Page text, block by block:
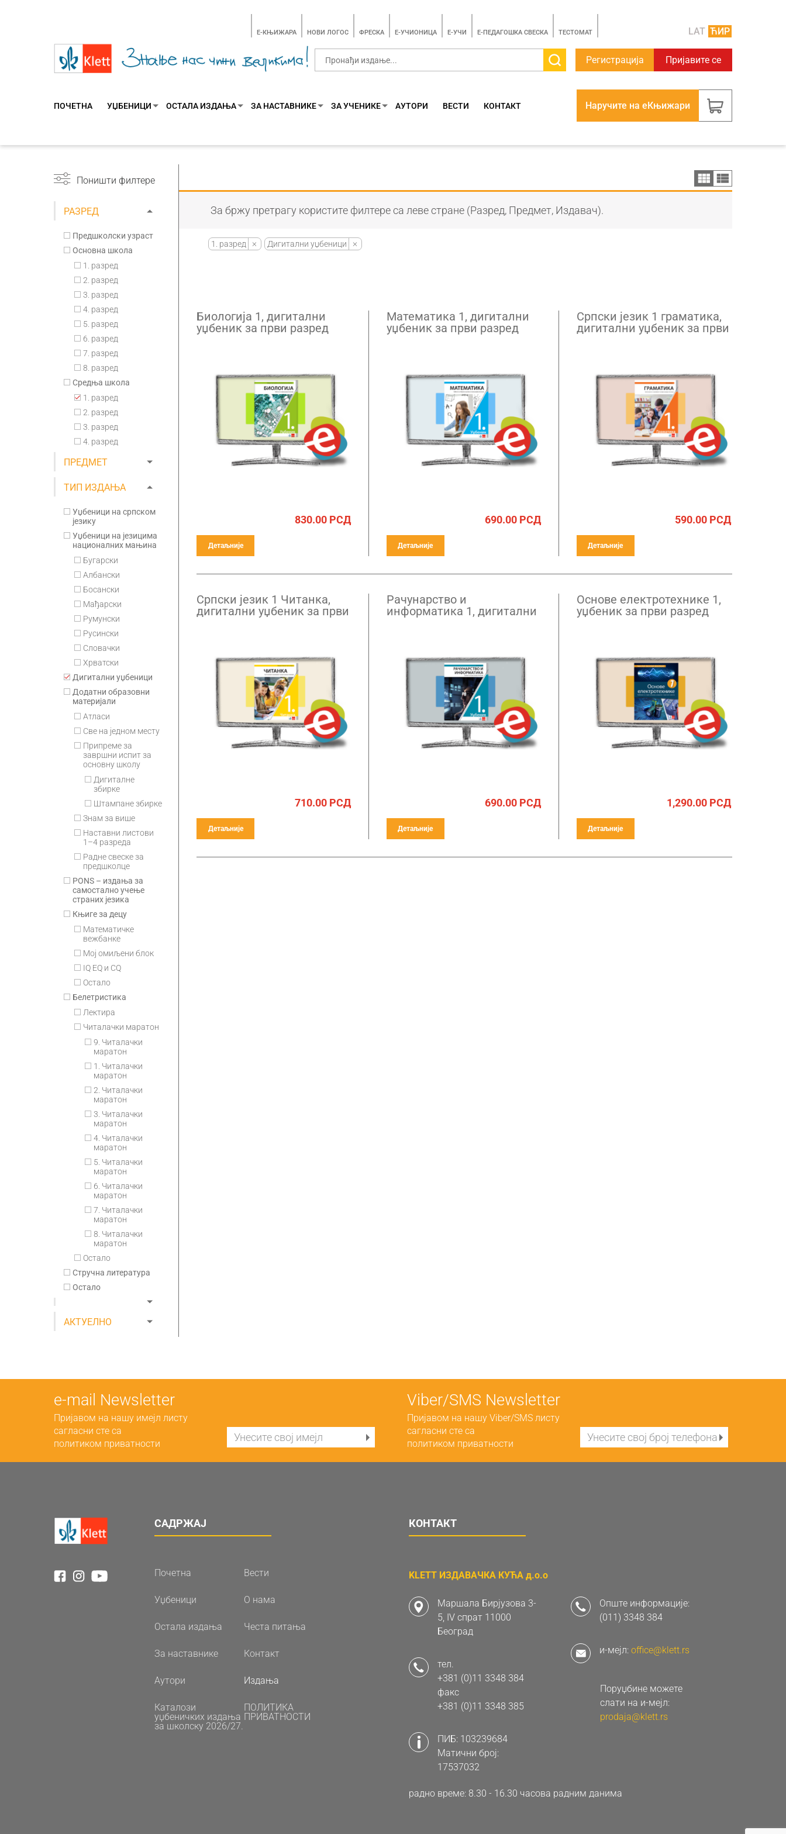
E-КЊИЖАРА НОВИ ЛОГОС ФРЕСКА E-УЧИОНИЦА E-УЧИ Е-ПЕДАГОШКА СВЕСКА TЕСТОМАТ LAT ЋИР
Регистрација Пријавите се
ПОЧЕТНА УЏБЕНИЦИ ОСТАЛА ИЗДАЊА ЗА НАСТАВНИКЕ ЗА УЧЕНИКЕ АУТОРИ ВЕСТИ КОНТАКТ Наручите на еКњижари
Поништи филтере
РАЗРЕД
Предшколски узраст
Основна школа
1. разред
2. разред
3. разред
4. разред
5. разред
6. разред
7. разред
8. разред
Средња школа
1. разред
2. разред
3. разред
4. разред
ПРЕДМЕТ
ТИП ИЗДАЊА
Уџбеници на српском
језику
Уџбеници на језицима
националних мањина
Бугарски
Албански
Босански
Мађарски
Румунски
Русински
Словачки
Хрватски
Дигитални уџбеници
Додатни образовни
материјали
Атласи
Све на једном месту
Припремe за
завршни испит за
основну школу
Дигиталне
збирке
Штампане збирке
Знам за више
Наставни листови
1–4 разреда
Радне свеске за
предшколце
PONS – издања за
самостално учење
страних језика
Књиге за децу
Математичке
вежбанке
Мој омиљени блок
IQ EQ и CQ
Остало
Белетристика
Лектира
Читалачки маратон
9. Читалачки
маратон
1. Читалачки
маратон
2. Читалачки
маратон
3. Читалачки
маратон
4. Читалачки
маратон
5. Читалачки
маратон
6. Читалачки
маратон
7. Читалачки
маратон
8. Читалачки
маратон
Остало
Стручна литература
Остало
АКТУЕЛНО
За бржу претрагу користите филтере са леве стране (Разред, Предмет, Издавач).
1. разред Дигитални уџбеници
Биологија 1, дигитални
уџбеник за први разред
830.00РСД
Детаљније
Математика 1, дигитални
уџбеник за први разред
690.00РСД
Детаљније
Српски језик 1 граматика,
дигитални уџбеник за први
590.00РСД
Детаљније
Српски језик 1 Читанка,
дигитални уџбеник за први
710.00РСД
Детаљније
Рачунарство и
информатика 1, дигитални
690.00РСД
Детаљније
Основе електротехнике 1,
уџбеник за први разред
1,290.00РСД
Детаљније
е-mail Newsletter
Пријавом на нашу имејл листу
сагласни сте са
политиком приватности
Viber/SMS Newsletter
Пријавом на нашу Viber/SMS листу
сагласни сте са
политиком приватности
САДРЖАЈ
Почетна Вести
Уџбеници О нама
Остала издања Честа питања
За наставнике Контакт
Аутори Издања
Каталози
уџбеничких издања
за школску 2026/27.
ПОЛИТИКА
ПРИВАТНОСТИ
КОНТАКТ
KLETT ИЗДАВАЧКА КУЋА д.о.о
Маршала Бирјузова 3-
5, IV спрат 11000
Београд
тел.
+381 (0)11 3348 384
факс
+381 (0)11 3348 385
ПИБ: 103239684
Матични број:
17537032
Опште информације:
(011) 3348 384
и-мејл: office@klett.rs
Поруџбине можете
слати на и-мејл:
prodaja@klett.rs
радно време: 8.30 - 16.30 часова радним данима